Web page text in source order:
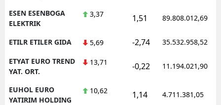
ESEN ESENBOGA
ELEKTRIK
3,37 1,51 89.808.012,69
ETILR ETILER GIDA 5,69 -2,74 35.532.958,52
ETYAT EURO TREND
YAT. ORT.
13,71 -0,22 11.194.021,90
EUHOL EURO
YATIRIM HOLDING
10,62 1,14 4.711.381,05